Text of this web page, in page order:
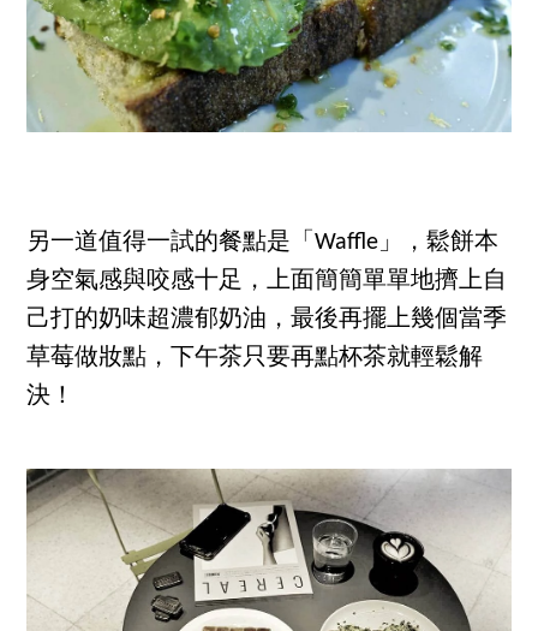
另一道值得一試的餐點是「Waffle」，鬆餅本
身空氣感與咬感十足，上面簡簡單單地擠上自
己打的奶味超濃郁奶油，最後再擺上幾個當季
草莓做妝點，下午茶只要再點杯茶就輕鬆解
決！